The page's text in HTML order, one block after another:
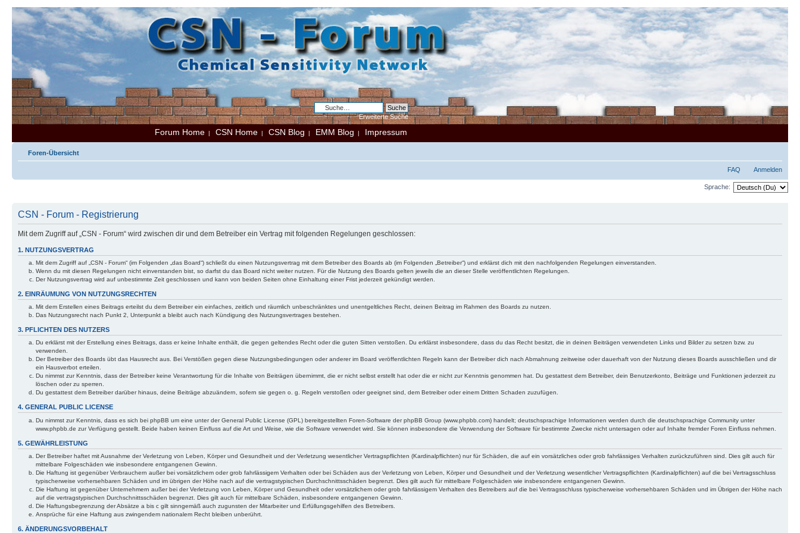
Erweiterte Suche
Forum Home | CSN Home | CSN Blog | EMM Blog | Impressum
Foren-Übersicht
FAQ Anmelden
Sprache:
CSN - Forum - Registrierung
Mit dem Zugriff auf „CSN - Forum“ wird zwischen dir und dem Betreiber ein Vertrag mit folgenden Regelungen geschlossen:
1. NUTZUNGSVERTRAG
Mit dem Zugriff auf „CSN - Forum“ (im Folgenden „das Board“) schließt du einen Nutzungsvertrag mit dem Betreiber des Boards ab (im Folgenden „Betreiber“) und erklärst dich mit den nachfolgenden Regelungen einverstanden.
Wenn du mit diesen Regelungen nicht einverstanden bist, so darfst du das Board nicht weiter nutzen. Für die Nutzung des Boards gelten jeweils die an dieser Stelle veröffentlichten Regelungen.
Der Nutzungsvertrag wird auf unbestimmte Zeit geschlossen und kann von beiden Seiten ohne Einhaltung einer Frist jederzeit gekündigt werden.
2. EINRÄUMUNG VON NUTZUNGSRECHTEN
Mit dem Erstellen eines Beitrags erteilst du dem Betreiber ein einfaches, zeitlich und räumlich unbeschränktes und unentgeltliches Recht, deinen Beitrag im Rahmen des Boards zu nutzen.
Das Nutzungsrecht nach Punkt 2, Unterpunkt a bleibt auch nach Kündigung des Nutzungsvertrages bestehen.
3. PFLICHTEN DES NUTZERS
Du erklärst mit der Erstellung eines Beitrags, dass er keine Inhalte enthält, die gegen geltendes Recht oder die guten Sitten verstoßen. Du erklärst insbesondere, dass du das Recht besitzt, die in deinen Beiträgen verwendeten Links und Bilder zu setzen bzw. zu
verwenden.
Der Betreiber des Boards übt das Hausrecht aus. Bei Verstößen gegen diese Nutzungsbedingungen oder anderer im Board veröffentlichten Regeln kann der Betreiber dich nach Abmahnung zeitweise oder dauerhaft von der Nutzung dieses Boards ausschließen und dir
ein Hausverbot erteilen.
Du nimmst zur Kenntnis, dass der Betreiber keine Verantwortung für die Inhalte von Beiträgen übernimmt, die er nicht selbst erstellt hat oder die er nicht zur Kenntnis genommen hat. Du gestattest dem Betreiber, dein Benutzerkonto, Beiträge und Funktionen jederzeit zu
löschen oder zu sperren.
Du gestattest dem Betreiber darüber hinaus, deine Beiträge abzuändern, sofern sie gegen o. g. Regeln verstoßen oder geeignet sind, dem Betreiber oder einem Dritten Schaden zuzufügen.
4. GENERAL PUBLIC LICENSE
Du nimmst zur Kenntnis, dass es sich bei phpBB um eine unter der General Public License (GPL) bereitgestellten Foren-Software der phpBB Group (www.phpbb.com) handelt; deutschsprachige Informationen werden durch die deutschsprachige Community unter
www.phpbb.de zur Verfügung gestellt. Beide haben keinen Einfluss auf die Art und Weise, wie die Software verwendet wird. Sie können insbesondere die Verwendung der Software für bestimmte Zwecke nicht untersagen oder auf Inhalte fremder Foren Einfluss nehmen.
5. GEWÄHRLEISTUNG
Der Betreiber haftet mit Ausnahme der Verletzung von Leben, Körper und Gesundheit und der Verletzung wesentlicher Vertragspflichten (Kardinalpflichten) nur für Schäden, die auf ein vorsätzliches oder grob fahrlässiges Verhalten zurückzuführen sind. Dies gilt auch für
mittelbare Folgeschäden wie insbesondere entgangenen Gewinn.
Die Haftung ist gegenüber Verbrauchern außer bei vorsätzlichem oder grob fahrlässigem Verhalten oder bei Schäden aus der Verletzung von Leben, Körper und Gesundheit und der Verletzung wesentlicher Vertragspflichten (Kardinalpflichten) auf die bei Vertragsschluss
typischerweise vorhersehbaren Schäden und im übrigen der Höhe nach auf die vertragstypischen Durchschnittsschäden begrenzt. Dies gilt auch für mittelbare Folgeschäden wie insbesondere entgangenen Gewinn.
Die Haftung ist gegenüber Unternehmern außer bei der Verletzung von Leben, Körper und Gesundheit oder vorsätzlichem oder grob fahrlässigem Verhalten des Betreibers auf die bei Vertragsschluss typischerweise vorhersehbaren Schäden und im Übrigen der Höhe nach
auf die vertragstypischen Durchschnittsschäden begrenzt. Dies gilt auch für mittelbare Schäden, insbesondere entgangenen Gewinn.
Die Haftungsbegrenzung der Absätze a bis c gilt sinngemäß auch zugunsten der Mitarbeiter und Erfüllungsgehilfen des Betreibers.
Ansprüche für eine Haftung aus zwingendem nationalem Recht bleiben unberührt.
6. ÄNDERUNGSVORBEHALT